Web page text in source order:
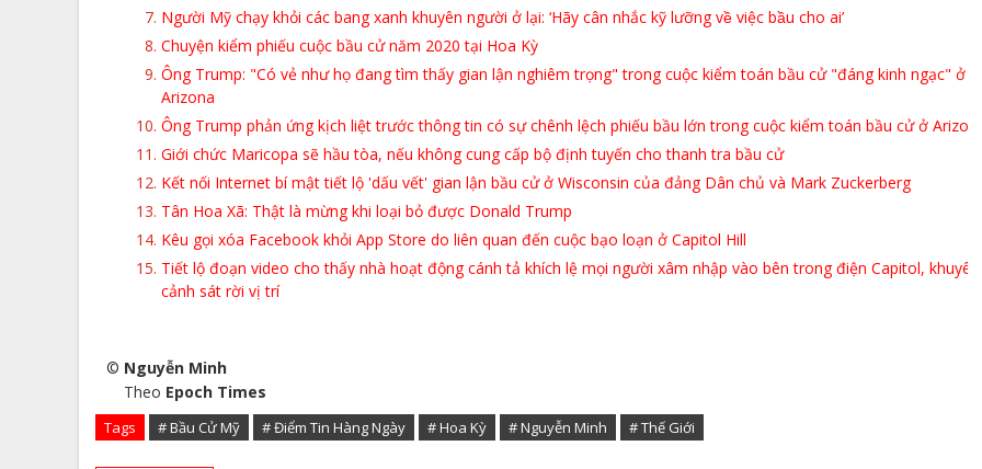
Người Mỹ chạy khỏi các bang xanh khuyên người ở lại: ‘Hãy cân nhắc kỹ lưỡng về việc bầu cho ai’
Chuyện kiểm phiếu cuộc bầu cử năm 2020 tại Hoa Kỳ
Ông Trump: "Có vẻ như họ đang tìm thấy gian lận nghiêm trọng" trong cuộc kiểm toán bầu cử "đáng kinh ngạc" ở
Arizona
Ông Trump phản ứng kịch liệt trước thông tin có sự chênh lệch phiếu bầu lớn trong cuộc kiểm toán bầu cử ở Arizona
Giới chức Maricopa sẽ hầu tòa, nếu không cung cấp bộ định tuyến cho thanh tra bầu cử
Kết nối Internet bí mật tiết lộ 'dấu vết' gian lận bầu cử ở Wisconsin của đảng Dân chủ và Mark Zuckerberg
Tân Hoa Xã: Thật là mừng khi loại bỏ được Donald Trump
Kêu gọi xóa Facebook khỏi App Store do liên quan đến cuộc bạo loạn ở Capitol Hill
Tiết lộ đoạn video cho thấy nhà hoạt động cánh tả khích lệ mọi người xâm nhập vào bên trong điện Capitol, khuyên
cảnh sát rời vị trí
© Nguyễn Minh
Theo Epoch Times
Tags # Bầu Cử Mỹ # Điểm Tin Hàng Ngày # Hoa Kỳ # Nguyễn Minh # Thế Giới